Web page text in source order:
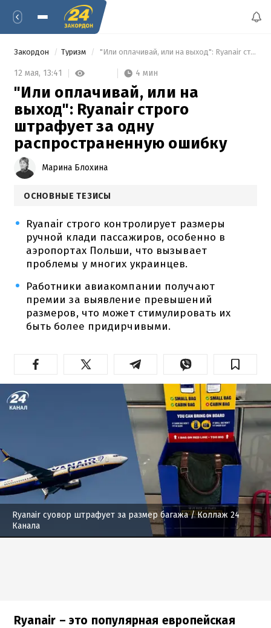
Закордон Туризм "Или оплачивай, или на выход": Ryanair строго штрафует за одну распространенную ошибку
12 мая, 13:41 4 мин
"Или оплачивай, или на
выход": Ryanair строго
штрафует за одну
распространенную ошибку
Марина Блохина
ОСНОВНЫЕ ТЕЗИСЫ
Ryanair строго контролирует размеры
ручной клади пассажиров, особенно в
аэропортах Польши, что вызывает
проблемы у многих украинцев.
Работники авиакомпании получают
премии за выявление превышений
размеров, что может стимулировать их
быть более придирчивыми.
Ryanair суовор штрафует за размер багажа/ Коллаж 24
Канала
Ryanair – это популярная европейская